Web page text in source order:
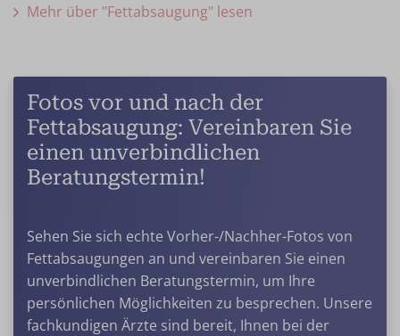
Mehr über "Fettabsaugung" lesen
Fotos vor und nach der
Fettabsaugung: Vereinbaren Sie
einen unverbindlichen
Beratungstermin!
Sehen Sie sich echte Vorher-/Nachher-Fotos von
Fettabsaugungen an und vereinbaren Sie einen
unverbindlichen Beratungstermin, um Ihre
persönlichen Möglichkeiten zu besprechen. Unsere
fachkundigen Ärzte sind bereit, Ihnen bei der